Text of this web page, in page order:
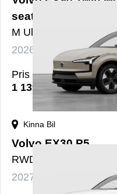
seater
M Ultra Pro Edt 7s
2026
Automat
Pris
1 139 000 kr
Kinna Bil
Volvo EX30 P5
RWD Plus
2027